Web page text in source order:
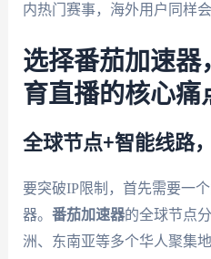
内热门赛事，海外用户同样
选择番茄加速器
育直播的核心痛
全球节点+智能线路
要突破IP限制，首先需要一
器。 番茄加速器的全球节点
洲、东南亚等多个华人聚集